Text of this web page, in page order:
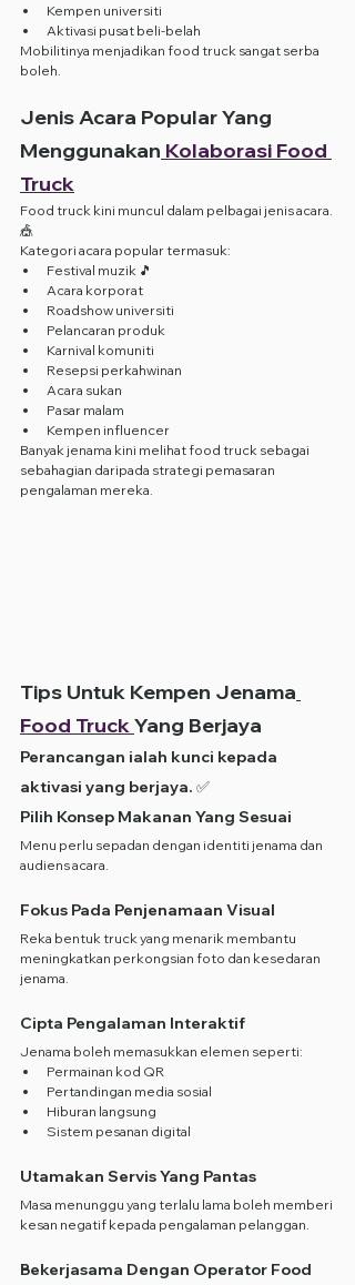
Kempen universiti
Aktivasi pusat beli-belah
Mobilitinya menjadikan food truck sangat serba
boleh.
Jenis Acara Popular Yang
Menggunakan Kolaborasi Food
Truck
Food truck kini muncul dalam pelbagai jenis acara.
🎪
Kategori acara popular termasuk:
Festival muzik 🎵
Acara korporat
Roadshow universiti
Pelancaran produk
Karnival komuniti
Resepsi perkahwinan
Acara sukan
Pasar malam
Kempen influencer
Banyak jenama kini melihat food truck sebagai
sebahagian daripada strategi pemasaran
pengalaman mereka.
Tips Untuk Kempen Jenama
Food Truck Yang Berjaya
Perancangan ialah kunci kepada
aktivasi yang berjaya. ✅
Pilih Konsep Makanan Yang Sesuai
Menu perlu sepadan dengan identiti jenama dan
audiens acara.
Fokus Pada Penjenamaan Visual
Reka bentuk truck yang menarik membantu
meningkatkan perkongsian foto dan kesedaran
jenama.
Cipta Pengalaman Interaktif
Jenama boleh memasukkan elemen seperti:
Permainan kod QR
Pertandingan media sosial
Hiburan langsung
Sistem pesanan digital
Utamakan Servis Yang Pantas
Masa menunggu yang terlalu lama boleh memberi
kesan negatif kepada pengalaman pelanggan.
Bekerjasama Dengan Operator Food